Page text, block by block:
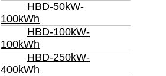
HBD-50kW-
100kWh
HBD-100kW-
100kWh
HBD-250kW-
400kWh